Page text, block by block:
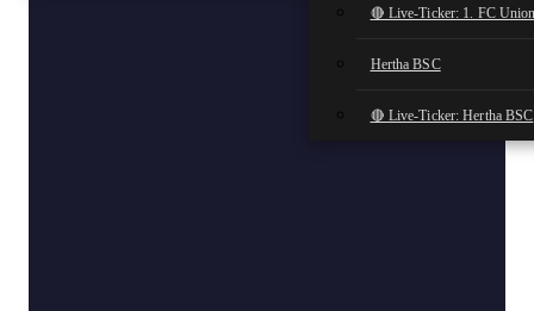
🔴 Live-Ticker: 1. FC
Hertha BSC
🔴 Live-Ticker: Hertha BSC